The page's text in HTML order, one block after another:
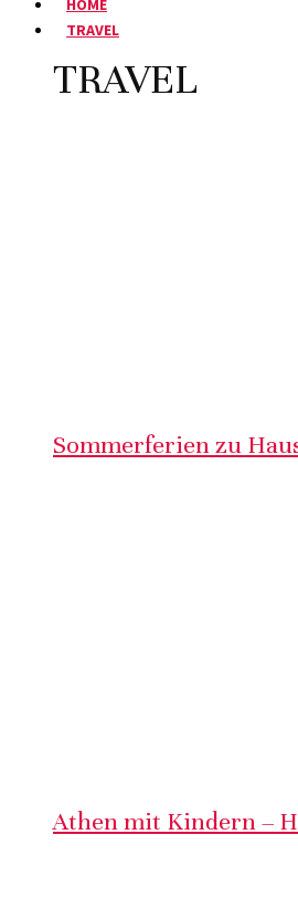
HOME
TRAVEL
TRAVEL
Sommerferien zu
Athen mit Kindern –